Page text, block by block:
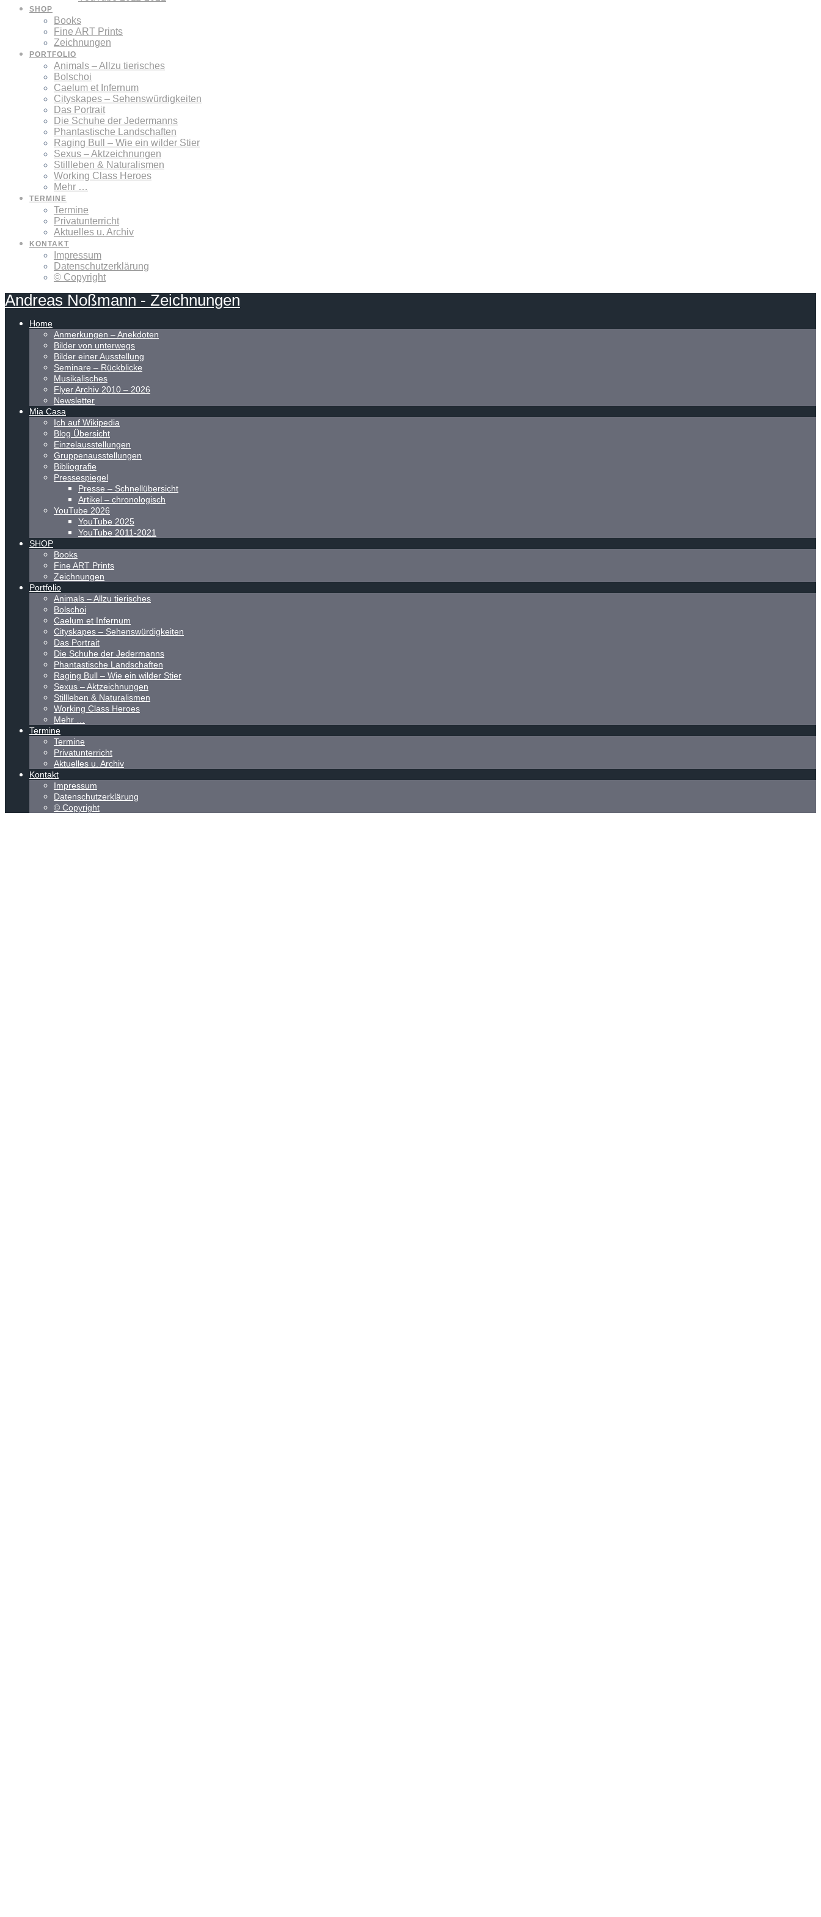
SHOP
Books
Fine ART Prints
Zeichnungen
PORTFOLIO
Animals – Allzu tierisches
Bolschoi
Caelum et Infernum
Cityskapes – Sehenswürdigkeiten
Das Portrait
Die Schuhe der Jedermanns
Phantastische Landschaften
Raging Bull – Wie ein wilder Stier
Sexus – Aktzeichnungen
Stillleben & Naturalismen
Working Class Heroes
Mehr …
TERMINE
Termine
Privatunterricht
Aktuelles u. Archiv
KONTAKT
Impressum
Datenschutzerklärung
© Copyright
Andreas Noßmann - Zeichnungen
Home
Anmerkungen – Anekdoten
Bilder von unterwegs
Bilder einer Ausstellung
Seminare – Rückblicke
Musikalisches
Flyer Archiv 2010 – 2026
Newsletter
Mia Casa
Ich auf Wikipedia
Blog Übersicht
Einzelausstellungen
Gruppenausstellungen
Bibliografie
Pressespiegel
Presse – Schnellübersicht
Artikel – chronologisch
YouTube 2026
YouTube 2025
YouTube 2011-2021
SHOP
Books
Fine ART Prints
Zeichnungen
Portfolio
Animals – Allzu tierisches
Bolschoi
Caelum et Infernum
Cityskapes – Sehenswürdigkeiten
Das Portrait
Die Schuhe der Jedermanns
Phantastische Landschaften
Raging Bull – Wie ein wilder Stier
Sexus – Aktzeichnungen
Stillleben & Naturalismen
Working Class Heroes
Mehr …
Termine
Termine
Privatunterricht
Aktuelles u. Archiv
Kontakt
Impressum
Datenschutzerklärung
© Copyright